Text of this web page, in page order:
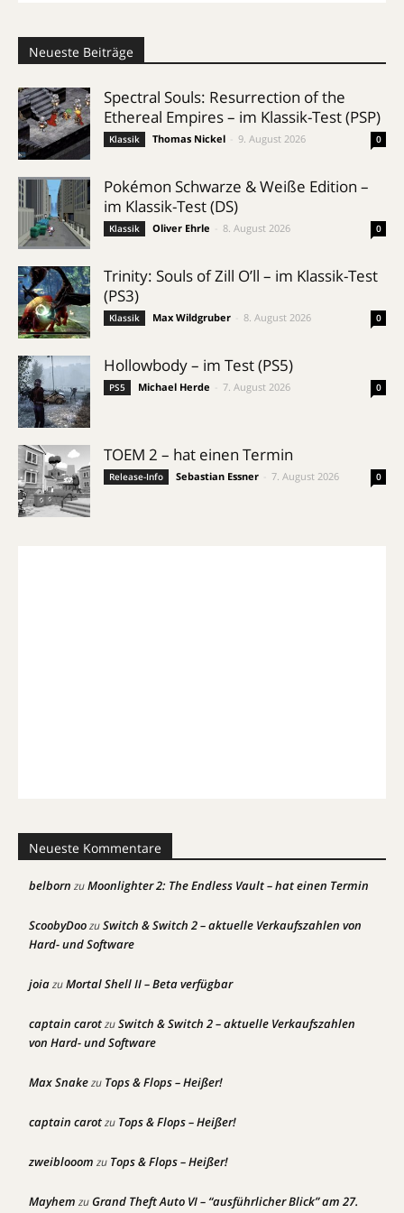
Neueste Beiträge
Spectral Souls: Resurrection of the
Ethereal Empires – im Klassik-Test (PSP)
Klassik Thomas Nickel 9. August 2026 0
Pokémon Schwarze & Weiße Edition –
im Klassik-Test (DS)
Klassik Oliver Ehrle 8. August 2026 0
Trinity: Souls of Zill O’ll – im Klassik-Test
(PS3)
Klassik Max Wildgruber 8. August 2026 0
Hollowbody – im Test (PS5)
PS5 Michael Herde 7. August 2026 0
TOEM 2 – hat einen Termin
Release-Info Sebastian Essner 7. August 2026 0
Neueste Kommentare
belborn zuMoonlighter 2: The Endless Vault – hat einen Termin
ScoobyDoozuSwitch & Switch 2 – aktuelle Verkaufszahlen von
Hard- und Software
joiazuMortal Shell II – Beta verfügbar
captain carotzuSwitch & Switch 2 – aktuelle Verkaufszahlen
von Hard- und Software
Max Snakezu Tops & Flops – Heißer!
captain carotzu Tops & Flops – Heißer!
zweiblooom zu Tops & Flops – Heißer!
Mayhem zuGrand Theft Auto VI – “ausführlicher Blick” am 27.